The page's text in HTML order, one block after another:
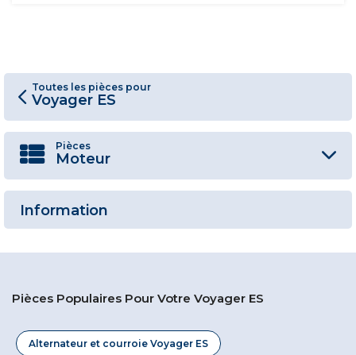
Toutes les pièces pour
Voyager ES
Pièces
Moteur
Information
Pièces Populaires Pour Votre Voyager ES
Alternateur et courroie Voyager ES